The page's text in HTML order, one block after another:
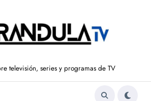
televisión, series y programas de TV